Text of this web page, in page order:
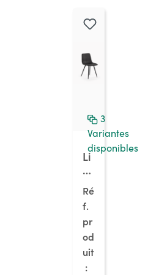
,
o
us
se
e
3
Variantes
disponibles
Li
n
1K
M
,
ch
âs
si
Ré
f.
pr
od
uit
: